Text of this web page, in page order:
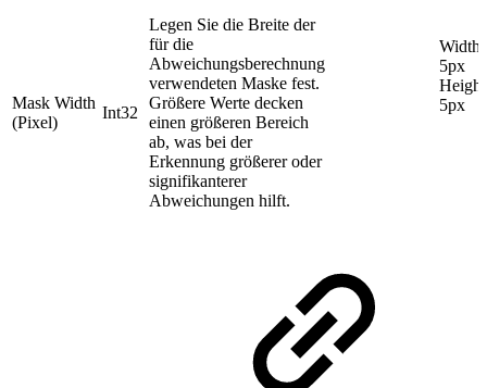
Mask Width
(Pixel)
Int32
Legen Sie die Breite der
für die
Abweichungsberechnung
verwendeten Maske fest.
Größere Werte decken
einen größeren Bereich
ab, was bei der
Erkennung größerer oder
signifikanterer
Abweichungen hilft.
Width:
5px
5px